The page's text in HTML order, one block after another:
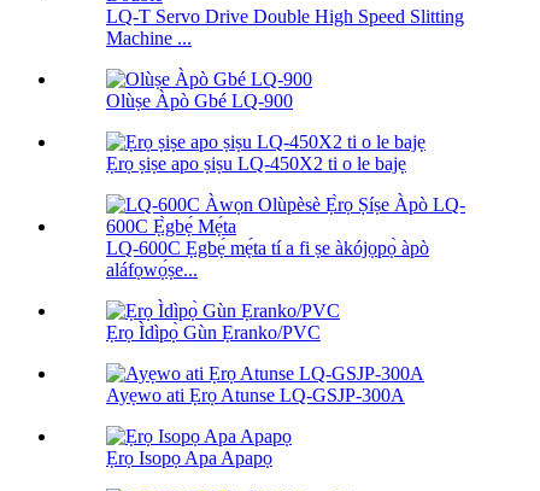
LQ-T Servo Drive Double High Speed ​​Slitting
Machine ...
Olùṣe Àpò Gbé LQ-900
Ẹrọ ṣiṣe apo ṣiṣu LQ-450X2 ti o le bajẹ
LQ-600C Ẹgbẹ́ mẹ́ta tí a fi ṣe àkójọpọ̀ àpò
aláfọwọ́ṣe...
Ẹrọ Ìdìpọ̀ Gùn Ẹranko/PVC
Ayẹwo ati Ẹrọ Atunse LQ-GSJP-300A
Ẹrọ Isopọ Apa Apapọ